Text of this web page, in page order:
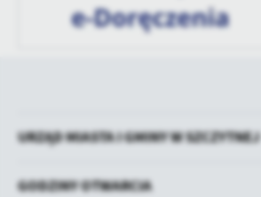
URZĄD MIASTA I GMINY W SZCZYTNEJ
GODZINY OTWARCIA